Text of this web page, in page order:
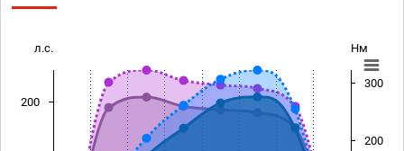
л.с. Нм
200
200
300